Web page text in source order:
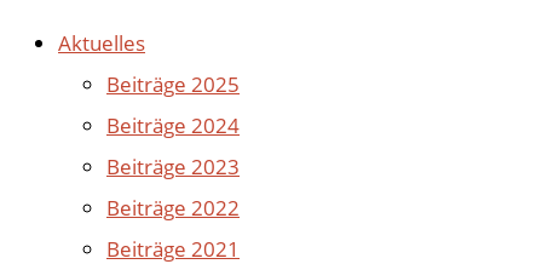
Aktuelles
Beiträge 2025
Beiträge 2024
Beiträge 2023
Beiträge 2022
Beiträge 2021